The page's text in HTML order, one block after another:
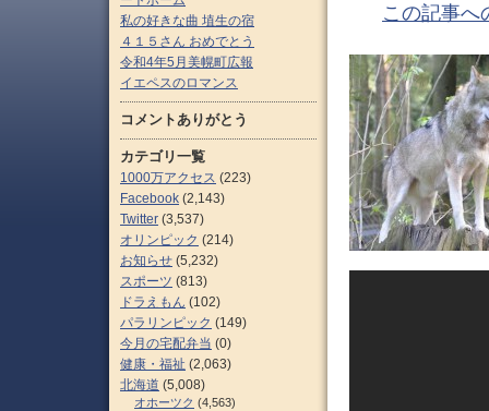
この記事へ
私の好きな曲 埴生の宿
４１５さん おめでとう
令和4年5月美幌町広報
イエペスのロマンス
コメントありがとう
カテゴリ一覧
1000万アクセス (223)
Facebook (2,143)
Twitter (3,537)
オリンピック (214)
お知らせ (5,232)
スポーツ (813)
ドラえもん (102)
パラリンピック (149)
今月の宅配弁当 (0)
健康・福祉 (2,063)
北海道 (5,008)
オホーツク (4,563)